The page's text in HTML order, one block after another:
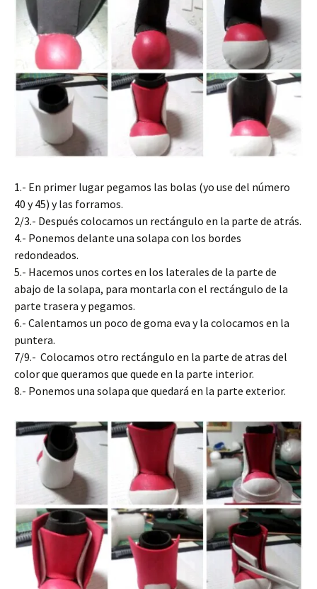
1.- En primer lugar pegamos las bolas (yo use del número
40 y 45) y las forramos.
2/3.- Después colocamos un rectángulo en la parte de atrás.
4.- Ponemos delante una solapa con los bordes
redondeados.
5.- Hacemos unos cortes en los laterales de la parte de
abajo de la solapa, para montarla con el rectángulo de la
parte trasera y pegamos.
6.- Calentamos un poco de goma eva y la colocamos en la
puntera.
7/9.- Colocamos otro rectángulo en la parte de atras del
color que queramos que quede en la parte interior.
8.- Ponemos una solapa que quedará en la parte exterior.